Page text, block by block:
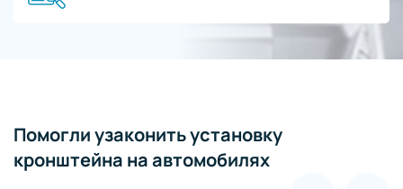
Помогли узаконить установку
кронштейна на автомобилях